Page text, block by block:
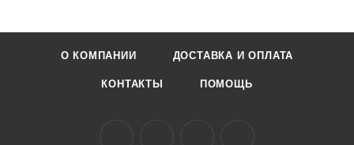
О КОМПАНИИ ДОСТАВКА И ОПЛАТА
КОНТАКТЫ ПОМОЩЬ